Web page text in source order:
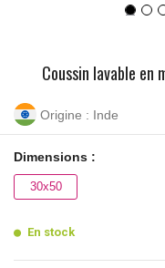
Coussin lavable en
Origine : Inde
Dimensions :
30x50
En stock